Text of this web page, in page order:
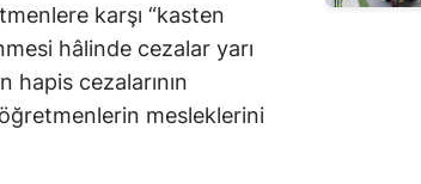
karşı “kasten
hâlinde cezalar yarı
hapis cezalarının
mesleklerini